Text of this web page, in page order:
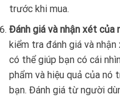
trước khi mua.
Đánh giá và nhận xét của
kiểm tra đánh giá và
có thể giúp bạn có cái
phẩm và hiệu quả của nó
bạn. Đánh giá từ người